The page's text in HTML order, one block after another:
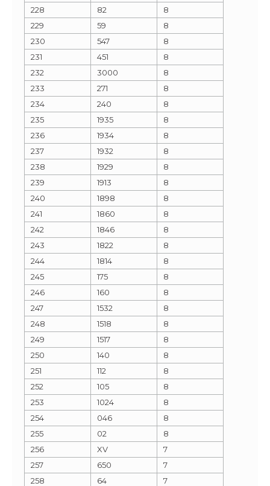
228
82
8
229
59
8
230
547
8
231
451
8
232
3000
8
233
271
8
234
240
8
235
1935
8
236
1934
8
237
1932
8
238
1929
8
239
1913
8
240
1898
8
241
1860
8
242
1846
8
243
1822
8
244
1814
8
245
175
8
246
160
8
247
1532
8
248
1518
8
249
1517
8
250
140
8
251
112
8
252
105
8
253
1024
8
254
046
8
255
02
8
256
XV
7
257
650
7
258
64
7